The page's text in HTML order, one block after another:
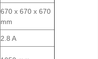
670 x 670 x 670
mm
2.8 A